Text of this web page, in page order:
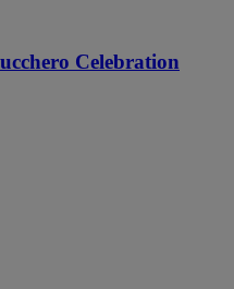
Celebration